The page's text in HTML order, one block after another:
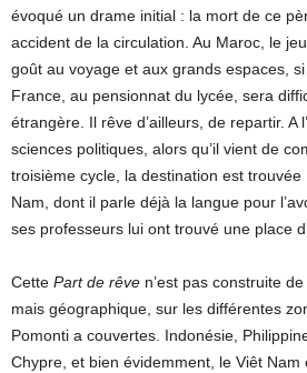
évoqué un drame initial : la mort de ce
accident de la circulation. Au Maroc, le
goût au voyage et aux grands espaces,
France, au pensionnat du lycée, sera
étrangère. Il rêve d’ailleurs, de repartir. A
sciences politiques, alors qu’il vient de
troisième cycle, la destination est
Nam, dont il parle déjà la langue pour
ses professeurs lui ont trouvé une place
Cette Part de rêve n’est pas construite
mais géographique, sur les différentes
Pomonti a couvertes. Indonésie,
Chypre, et bien évidemment, le Viêt